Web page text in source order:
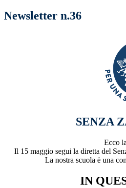
Newsletter n.36
SENZA
Ecco la
Il 15 maggio segui la diretta del
La nostra scuola è una
IN